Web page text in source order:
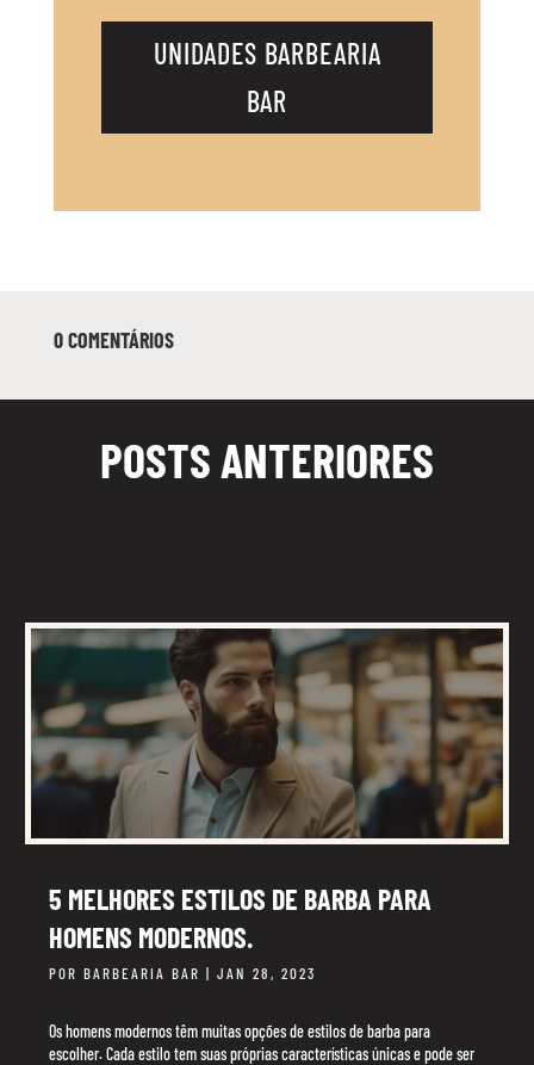
UNIDADES BARBEARIA
BAR
INSCREVER
0 COMENTÁRIOS
POSTS ANTERIORES
5 MELHORES ESTILOS DE BARBA PARA
HOMENS MODERNOS.
PORBARBEARIA BAR |JAN 28, 2023
Os homens modernos têm muitas opções de estilos de barba para
escolher. Cada estilo tem suas próprias características únicas e pode ser